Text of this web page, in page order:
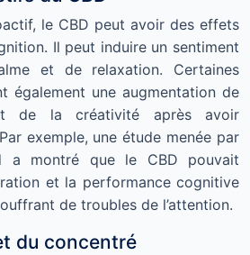
le CBD peut avoir des effets
Il peut induire un sentiment
et de relaxation. Certaines
également une augmentation de
de la créativité après avoir
exemple, une étude menée par
a montré que le CBD pouvait
et la performance cognitive
de troubles de l’attention.
du concentré